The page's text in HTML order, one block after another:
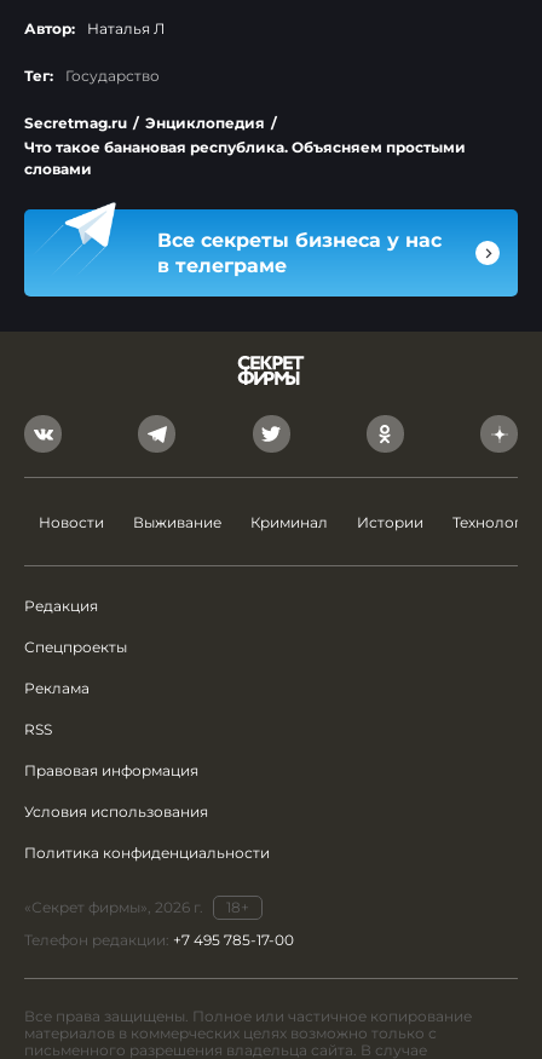
Автор: Наталья Л
Тег: Государство
Secretmag.ru / Энциклопедия /
Что такое банановая республика. Объясняем простыми
словами
Все секреты бизнеса у нас
в телеграме
Новости Выживание Криминал Истории Технологии
Редакция
Спецпроекты
Реклама
RSS
Правовая информация
Условия использования
Политика конфиденциальности
«Секрет фирмы», 2026 г.
18+
Телефон редакции: +7 495 785-17-00
Все права защищены. Полное или частичное копирование
материалов в коммерческих целях возможно только с
письменного разрешения владельца сайта. В случае